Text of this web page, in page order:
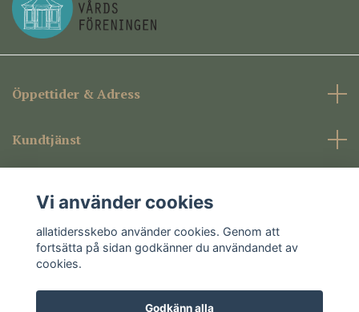
Öppettider & Adress
Kundtjänst
Sociala medier
Vi använder cookies
allatidersskebo använder cookies. Genom att
fortsätta på sidan godkänner du användandet av
cookies.
Godkänn alla